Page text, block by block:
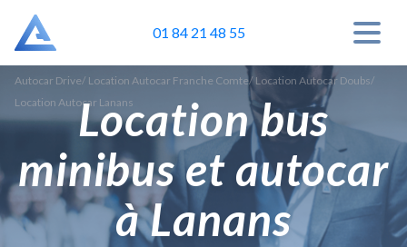
01 84 21 48 55
Autocar Drive/ Location Autocar Franche Comte/ Location Autocar Doubs/
Location Autocar LanansLocation bus
minibus et autocar
à Lanans